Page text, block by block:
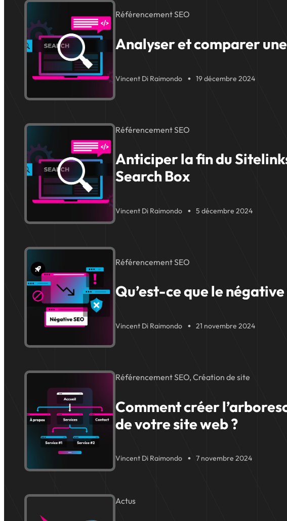
Référencement SEO
Analyser et comparer une
Vincent Di Raimondo 19 décembre 2024
Référencement SEO
Anticiper la fin du
Search Box
Vincent Di Raimondo 5 décembre 2024
Référencement SEO
Qu’est-ce que le négative
Vincent Di Raimondo 21 novembre 2024
Référencement SEO, Création de site
Comment créer
de votre site web ?
Vincent Di Raimondo 7 novembre 2024
Actus